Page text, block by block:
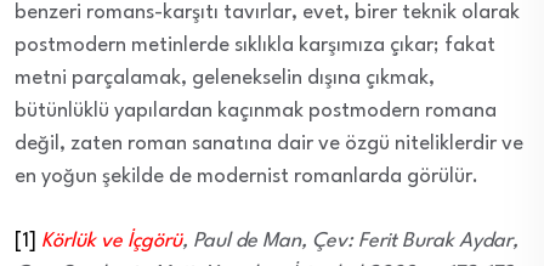
benzeri romans-karşıtı tavırlar, evet, birer teknik olarak
postmodern metinlerde sıklıkla karşımıza çıkar; fakat
metni parçalamak, gelenekselin dışına çıkmak,
bütünlüklü yapılardan kaçınmak postmodern romana
değil, zaten roman sanatına dair ve özgü niteliklerdir ve
en yoğun şekilde de modernist romanlarda görülür.
[1] Körlük ve İçgörü, Paul de Man, Çev: Ferit Burak Aydar,